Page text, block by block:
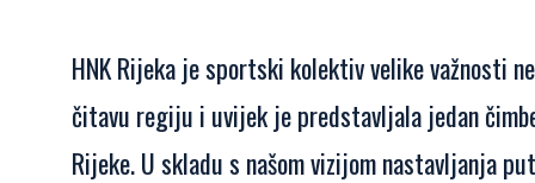
HNK Rijeka je sportski kolektiv velike važnosti
čitavu regiju i uvijek je predstavljala jedan
Rijeke. U skladu s našom vizijom nastavljanja